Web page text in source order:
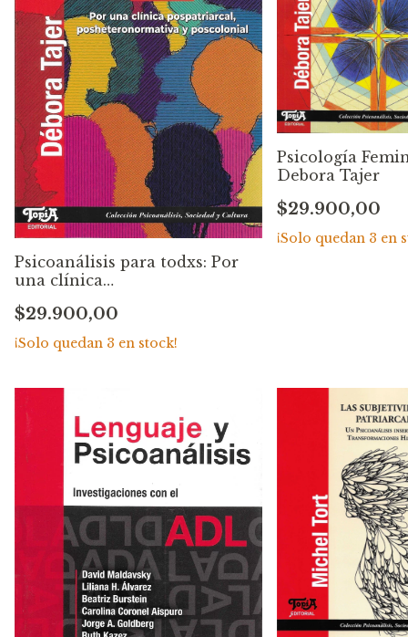
Psicoanálisis para todxs: Por
una clínica
y poscolonial. Debora Tajer
$29.900,00
¡Solo quedan 3 en stock!
Psicología
Debora Tajer
$29.900,00
¡Solo quedan 3 en